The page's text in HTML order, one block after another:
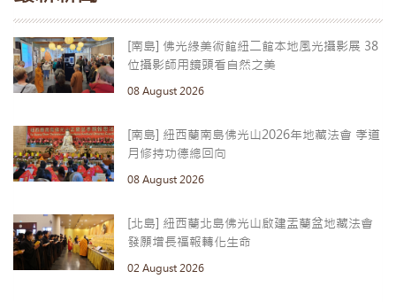
[南島] 佛光緣美術館紐二館本地風光攝影展 38
位攝影師用鏡頭看自然之美
08 August 2026
[南島] 紐西蘭南島佛光山2026年地藏法會 孝道
月修持功德總回向
08 August 2026
[北島] 紐西蘭北島佛光山啟建盂蘭盆地藏法會
發願增長福報轉化生命
02 August 2026